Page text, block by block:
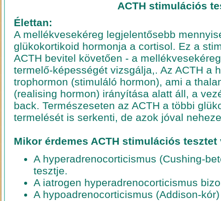
ACTH stimulációs
Élettan:
A mellékvesekéreg legjelentősebb
glükokortikoid hormonja a cortisol. Ez a
ACTH bevitel követően - a
termelő-képességét vizsgálja,. Az ACTH a
trophormon (stimuláló hormon), ami a
(realising hormon) irányítása alatt áll, a
back. Természeseten az ACTH a többi
termelését is serkenti, de azok jóval
Mikor érdemes ACTH stimulációs tesztet
A hyperadrenocorticismus (Cushing-
tesztje.
A iatrogen hyperadrenocorticismus
A hypoadrenocorticismus (Addison-